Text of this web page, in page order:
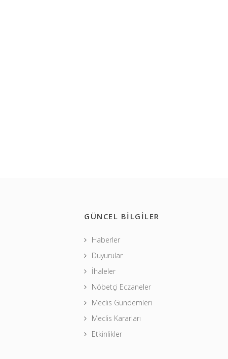
GÜNCEL BİLGİLER
Haberler
Duyurular
İhaleler
Nöbetçi Eczaneler
Meclis Gündemleri
Meclis Kararları
Etkinlikler